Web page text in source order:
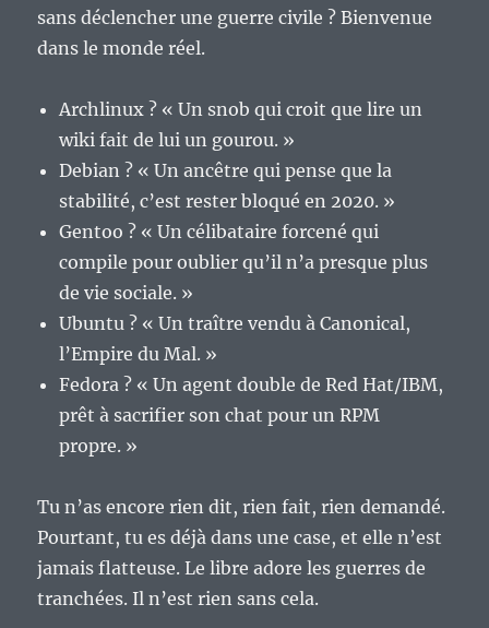
sans déclencher une guerre civile ? Bienvenue
dans le monde réel.
Archlinux ? « Un snob qui croit que lire un
wiki fait de lui un gourou. »
Debian ? « Un ancêtre qui pense que la
stabilité, c’est rester bloqué en 2020. »
Gentoo ? « Un célibataire forcené qui
compile pour oublier qu’il n’a presque plus
de vie sociale. »
Ubuntu ? « Un traître vendu à Canonical,
l’Empire du Mal. »
Fedora ? « Un agent double de Red Hat/IBM,
prêt à sacrifier son chat pour un RPM
propre. »
Tu n’as encore rien dit, rien fait, rien demandé.
Pourtant, tu es déjà dans une case, et elle n’est
jamais flatteuse. Le libre adore les guerres de
tranchées. Il n’est rien sans cela.